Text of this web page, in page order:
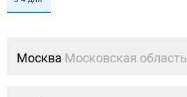
Москва Московская область